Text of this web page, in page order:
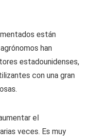
están
han
estadounidenses,
con una gran
el
veces. Es muy